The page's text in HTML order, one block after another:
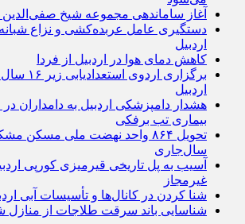
آغاز ساماندهی مجموعه شیخ صفی‌الدین
دستگیری عامل عربده‌کشی و نزاع
اردبیل
کاهش دمای هوا در اردبیل از فردا
برگزاری
اردبیل
هشدار دامپزشکی اردبیل به
بیماری تب برفکی
تحویل ۸۶۴ واحد نهضت ملی مسکن
سال‌جاری
آسیب به پل تاریخی قیرمیزی کورپی
غیرمجاز
شنا کردن در کانال‌ها و تأسیسات آبی
شناسایی باند سرقت طلاجات از منازل